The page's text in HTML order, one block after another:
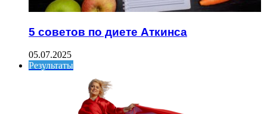
5 советов по диете Аткинса
05.07.2025
Результаты